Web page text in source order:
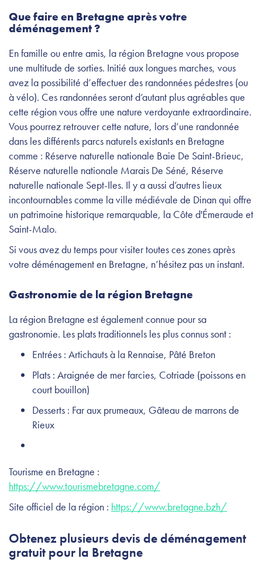
Que faire en Bretagne après votre
déménagement ?
En famille ou entre amis, la région Bretagne vous propose
une multitude de sorties. Initié aux longues marches, vous
avez la possibilité d’effectuer des randonnées pédestres (ou
à vélo). Ces randonnées seront d’autant plus agréables que
cette région vous offre une nature verdoyante extraordinaire.
Vous pourrez retrouver cette nature, lors d’une randonnée
dans les différents parcs naturels existants en Bretagne
comme : Réserve naturelle nationale Baie De Saint-Brieuc,
Réserve naturelle nationale Marais De Séné, Réserve
naturelle nationale Sept-Iles. Il y a aussi d’autres lieux
incontournables comme la ville médiévale de Dinan qui offre
un patrimoine historique remarquable, la Côte d'Émeraude et
Saint-Malo.
Si vous avez du temps pour visiter toutes ces zones après
votre déménagement en Bretagne, n’hésitez pas un instant.
Gastronomie de la région Bretagne
La région Bretagne est également connue pour sa
gastronomie. Les plats traditionnels les plus connus sont :
Entrées : Artichauts à la Rennaise, Pâté Breton
Plats : Araignée de mer farcies, Cotriade (poissons en
court bouillon)
Desserts : Far aux prumeaux, Gâteau de marrons de
Rieux
Tourisme en Bretagne :
https://www.tourismebretagne.com/
Site officiel de la région : https://www.bretagne.bzh/
Obtenez plusieurs devis de déménagement
gratuit pour la Bretagne